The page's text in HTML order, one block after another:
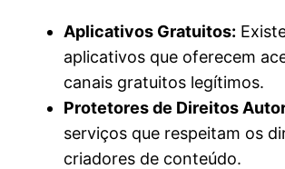
Aplicativos Gratuitos:
aplicativos que oferecem
canais gratuitos legítimos.
Protetores de Direitos
serviços que respeitam os
criadores de conteúdo.